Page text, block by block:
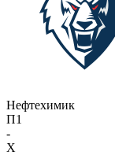
Нефтехимик
П1
-
X